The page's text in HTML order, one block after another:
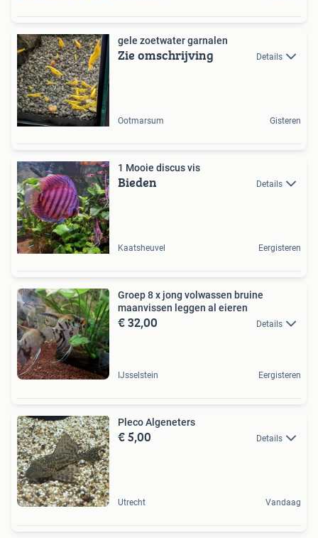
gele zoetwater garnalen
Zie omschrijving Details
Ootmarsum Gisteren
1 Mooie discus vis
Bieden Details
Kaatsheuvel Eergisteren
Groep 8 x jong volwassen bruine
maanvissen leggen al eieren
€ 32,00 Details
IJsselstein Eergisteren
Pleco Algeneters
€ 5,00 Details
Utrecht Vandaag